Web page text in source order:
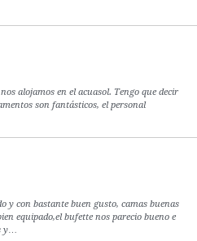
alojamos en el acuasol. Tengo que decir
son fantásticos, el personal
y con bastante buen gusto, camas buenas
equipado,el bufette nos parecio bueno e
y…